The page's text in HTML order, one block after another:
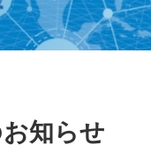
知らせ